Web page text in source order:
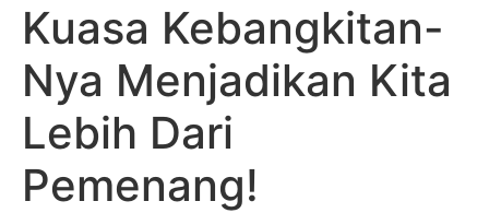
Kuasa Kebangkitan-
Nya Menjadikan Kita
Lebih Dari
Pemenang!